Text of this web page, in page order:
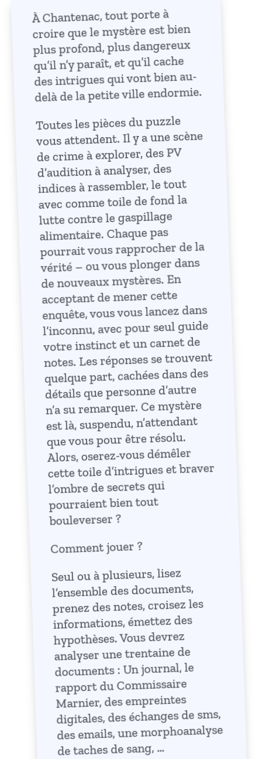
À Chantenac, tout porte à
croire que le mystère est bien
plus profond, plus dangereux
qu’il n’y paraît, et qu’il cache
des intrigues qui vont bien au-
delà de la petite ville endormie.
Toutes les pièces du puzzle
vous attendent. Il y a une scène
de crime à explorer, des PV
d’audition à analyser, des
indices à rassembler, le tout
avec comme toile de fond la
lutte contre le gaspillage
alimentaire. Chaque pas
pourrait vous rapprocher de la
vérité – ou vous plonger dans
de nouveaux mystères. En
acceptant de mener cette
enquête, vous vous lancez dans
l’inconnu, avec pour seul guide
votre instinct et un carnet de
notes. Les réponses se trouvent
quelque part, cachées dans des
détails que personne d’autre
n’a su remarquer. Ce mystère
est là, suspendu, n’attendant
que vous pour être résolu.
Alors, oserez-vous démêler
cette toile d’intrigues et braver
l’ombre de secrets qui
pourraient bien tout
bouleverser ?
Comment jouer ?
Seul ou à plusieurs, lisez
l’ensemble des documents,
prenez des notes, croisez les
informations, émettez des
hypothèses. Vous devrez
analyser une trentaine de
documents : Un journal, le
rapport du Commissaire
Marnier, des empreintes
digitales, des échanges de sms,
des emails, une morphoanalyse
de taches de sang, …